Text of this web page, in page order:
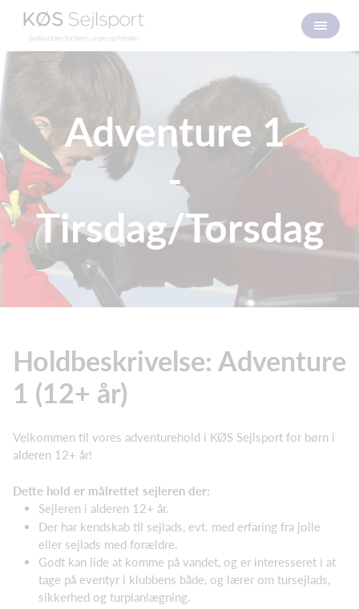
Adventure 1
-
Tirsdag/Torsdag
Holdbeskrivelse: Adventure
1 (12+ år)
Velkommen til vores adventurehold i KØS Sejlsport for børn i
alderen 12+ år!
Dette hold er målrettet sejleren der:
Sejleren i alderen 12+ år.
Der har kendskab til sejlads, evt. med erfaring fra jolle
eller sejlads med forældre.
Godt kan lide at komme på vandet, og er interesseret i at
tage på eventyr i klubbens både, og lærer om tursejlads,
sikkerhed og turplanlægning.